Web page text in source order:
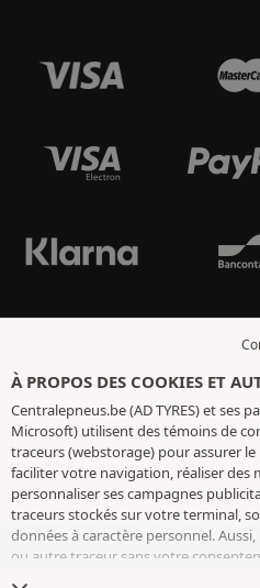
À PROPOS DES COOKIES ET
Centralepneus.be (AD TYRES) et ses
Microsoft) utilisent des témoins de
traceurs (webstorage) pour assurer
faciliter votre navigation, réaliser des
personnaliser ses campagnes
traceurs stockés sur votre terminal,
données à caractère personnel.
ou autre traceur sans votre